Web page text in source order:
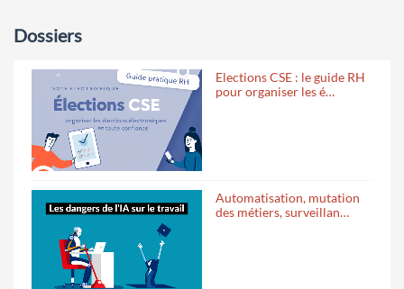
Dossiers
Elections CSE : le guide RH
pour organiser les é…
Automatisation, mutation
des métiers, surveillan…